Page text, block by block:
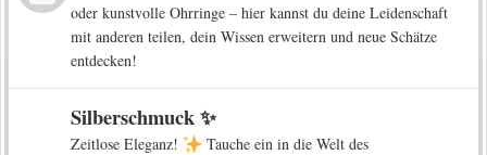
oder kunstvolle Ohrringe – hier kannst du deine Leidenschaft
mit anderen teilen, dein Wissen erweitern und neue Schätze
entdecken!
Silberschmuck ✨
Zeitlose Eleganz!
Tauche ein in die Welt des